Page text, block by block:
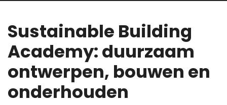
Sustainable Building
Academy: duurzaam
ontwerpen, bouwen en
onderhouden